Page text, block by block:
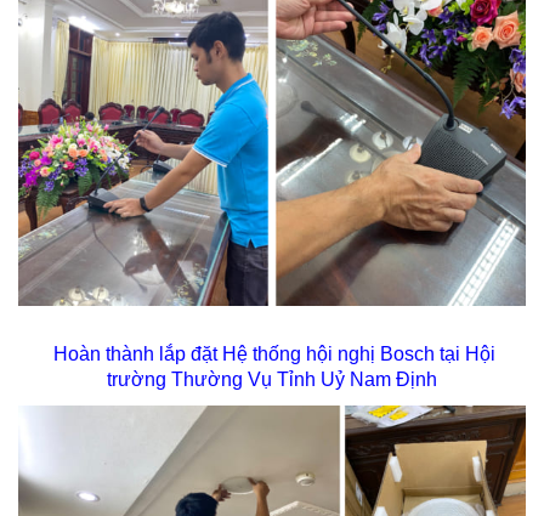
Hoàn thành lắp đặt Hệ thống hội nghị Bosch tại Hội
trường Thường Vụ Tỉnh Uỷ Nam Định